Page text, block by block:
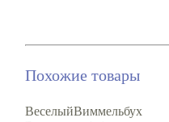
Похожие товары
ВеселыйВиммельбух